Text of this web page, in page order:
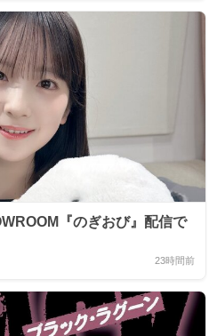
『のぎおび』配信で
23時間前